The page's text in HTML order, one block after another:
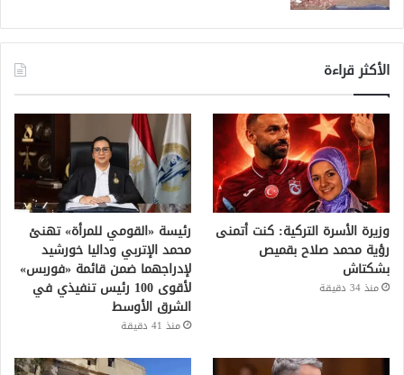
الأكثر قراءة
وزيرة الأسرة التركية: كنت أتمنى
رؤية محمد صلاح بقميص
بشكتاش
منذ 34 دقيقة
رئيسة «القومي للمرأة» تهنئ
محمد الإتربي وداليا خورشيد
لإدراجهما ضمن قائمة «فوربس»
لأقوى 100 رئيس تنفيذي في
الشرق الأوسط
منذ 41 دقيقة